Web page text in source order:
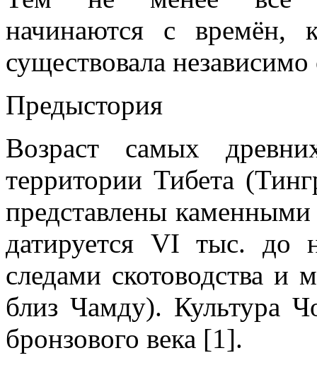
начинаются с времён,
существовала независимо
Предыстория
Возраст самых
территории Тибета
представлены
датируется VI тыс. до
следами скотоводства и
близ Чамду). Культура
бронзового века [1].